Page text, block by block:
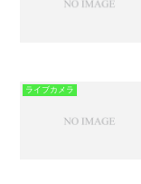
ライブカメラ